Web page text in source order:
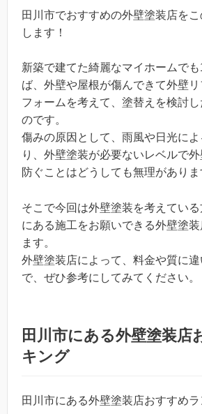
田川市でおすすめの外壁塗装店を
します！
新築で建てた綺麗なマイホームで
ば、外壁や屋根が傷んできて外壁
フォームを考えて、塗替えを検討
のです。
傷みの原因として、雨風や日光に
り、外壁塗装が必要ないレベルで
防ぐことはどうしても無理がありま
そこで今回は外壁塗装を考えてい
にある施工をお願いできる外壁塗
ます。
外壁塗装店によって、料金や質に
で、ぜひ参考にしてみてください。
田川市にある外壁塗装店
キング
田川市にある外壁塗装店おすすめ